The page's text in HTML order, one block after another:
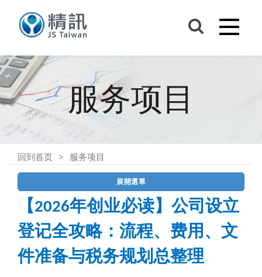
服务项目
回到首页 服务项目
展開選單
【2026年创业必读】公司设立
登记全攻略：流程、费用、文
件准备与税务规划总整理